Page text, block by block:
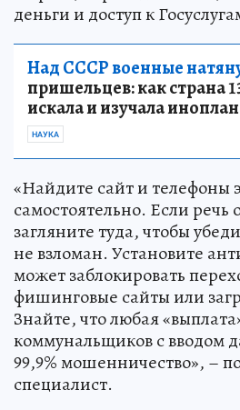
деньги и доступ к
Над СССР военные
пришельцев: как страна
искала и изучала
НАУКА
«Найдите сайт и телефоны
самостоятельно. Если речь
загляните туда, чтобы
не взломан. Установите
может заблокировать
фишинговые сайты или
Знайте, что любая
коммунальщиков с вводом
99,9% мошенничество», –
специалист.